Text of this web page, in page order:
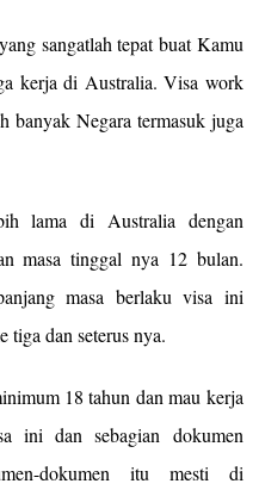
sangatlah tepat buat Kamu
kerja di Australia. Visa work
banyak Negara termasuk juga
lama di Australia dengan
masa tinggal nya 12 bulan.
masa berlaku visa ini
tiga dan seterus nya.
18 tahun dan mau kerja
ini dan sebagian dokumen
dokumen itu mesti di